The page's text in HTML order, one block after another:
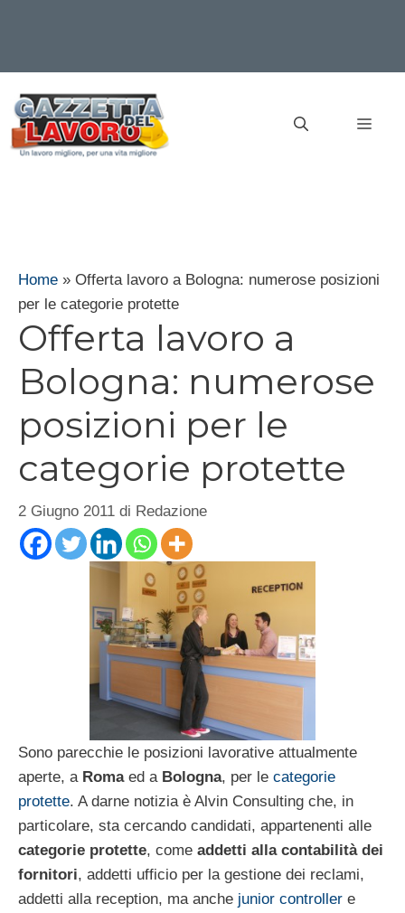
contenuto
Home » Offerta lavoro a Bologna: numerose posizioni
per le categorie protette
Offerta lavoro a
Bologna: numerose
posizioni per le
categorie protette
2 Giugno 2011 di Redazione
Sono parecchie le posizioni lavorative attualmente
aperte, a Romaed a Bologna, per le categorie
protette. A darne notizia è Alvin Consulting che, in
particolare, sta cercando candidati, appartenenti alle
categorie protette, come addetti alla contabilità dei
fornitori, addetti ufficio per la gestione dei reclami,
addetti alla reception, ma anche junior controller e